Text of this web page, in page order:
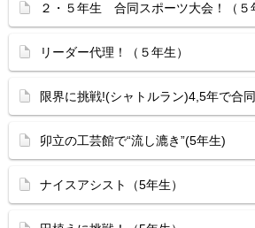
２・５年生 合同スポーツ大会！（５
リーダー代理！（５年生）
限界に挑戦!(シャトルラン)4,5年で合
卯立の工芸館で“流し漉き”(5年生)
ナイスアシスト（5年生）